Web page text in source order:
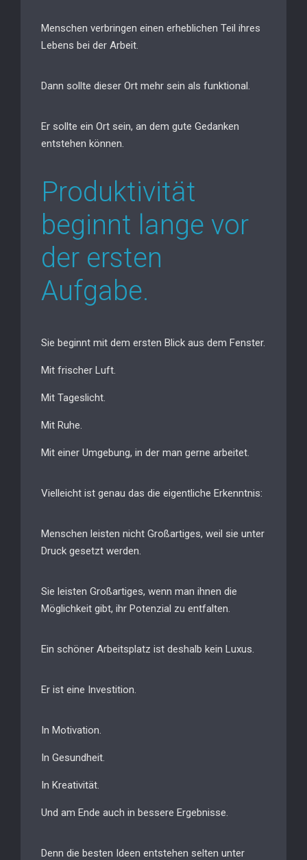
Menschen verbringen einen erheblichen Teil ihres
Lebens bei der Arbeit.
Dann sollte dieser Ort mehr sein als funktional.
Er sollte ein Ort sein, an dem gute Gedanken
entstehen können.
Produktivität
beginnt lange vor
der ersten
Aufgabe.
Sie beginnt mit dem ersten Blick aus dem Fenster.
Mit frischer Luft.
Mit Tageslicht.
Mit Ruhe.
Mit einer Umgebung, in der man gerne arbeitet.
Vielleicht ist genau das die eigentliche Erkenntnis:
Menschen leisten nicht Großartiges, weil sie unter
Druck gesetzt werden.
Sie leisten Großartiges, wenn man ihnen die
Möglichkeit gibt, ihr Potenzial zu entfalten.
Ein schöner Arbeitsplatz ist deshalb kein Luxus.
Er ist eine Investition.
In Motivation.
In Gesundheit.
In Kreativität.
Und am Ende auch in bessere Ergebnisse.
Denn die besten Ideen entstehen selten unter